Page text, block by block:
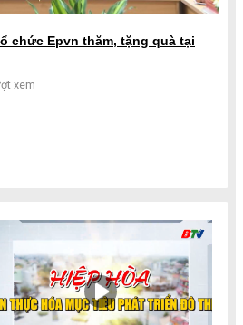
chức Epvn thăm, tặng quà tại
xem